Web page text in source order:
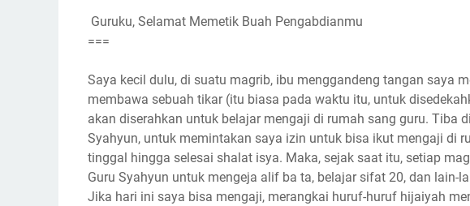
Guruku, Selamat Memetik Buah Pengabdianmu
===
Saya kecil dulu, di suatu magrib, ibu menggandeng tangan saya
membawa sebuah tikar (itu biasa pada waktu itu, untuk
akan diserahkan untuk belajar mengaji di rumah sang guru. Tiba
Syahyun, untuk memintakan saya izin untuk bisa ikut mengaji di
tinggal hingga selesai shalat isya. Maka, sejak saat itu, setiap
Guru Syahyun untuk mengeja alif ba ta, belajar sifat 20, dan lain-
Jika hari ini saya bisa mengaji, merangkai huruf-huruf hijaiyah